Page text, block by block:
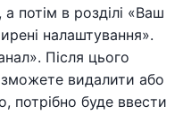
потім в розділі «Ваш
налаштування».
Після цього
зможете видалити або
потрібно буде ввести